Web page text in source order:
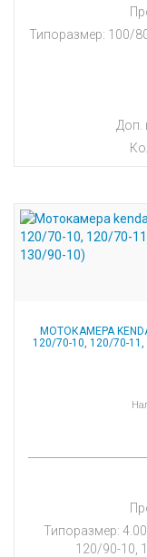
Типоразмер: 100/
Доп.
МОТОКАМЕРА
120/70-10, 120/70-
Типоразмер:
120/90-10,